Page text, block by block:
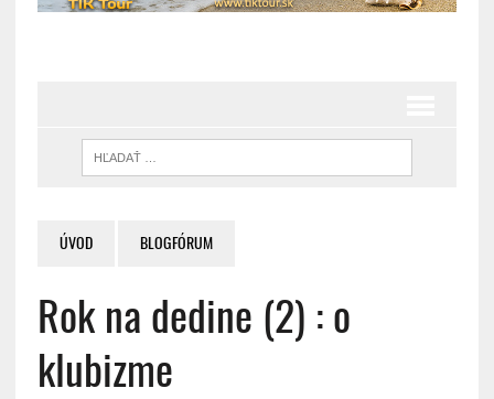
ÚVOD BLOGFÓRUM
Rok na dedine (2) : o
klubizme